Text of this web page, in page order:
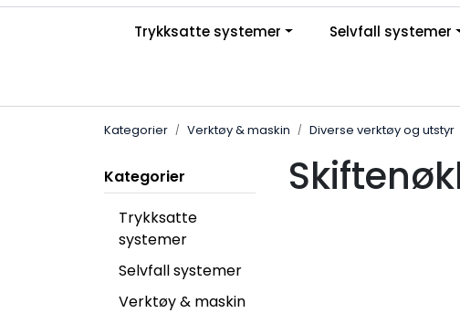
Trykksatte systemer Selvfall systemer
Kategorier Verktøy & maskin Diverse verktøy og utstyr
Kategorier
Trykksatte
systemer
Selvfall systemer
Verktøy & maskin